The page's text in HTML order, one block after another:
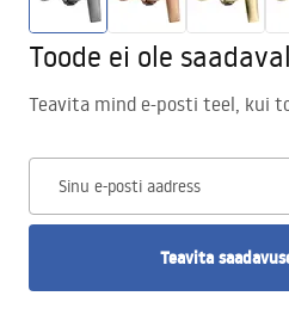
Toode ei ole saadaval
Teavita mind e-posti teel, kui
Sinu e-posti aadress
Teavita